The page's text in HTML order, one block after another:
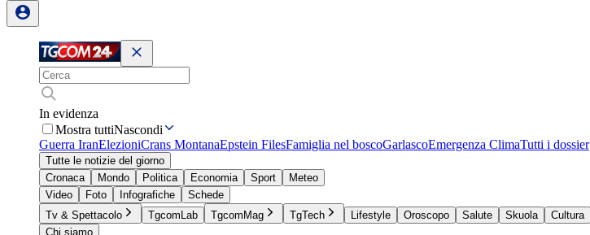
In evidenza
Mostra tuttiNascondi
Guerra IranElezioniCrans MontanaEpstein FilesFamiglia nel boscoGarlascoEmergenza ClimaTutti i dossier
Tutte le notizie del giorno
Cronaca
Mondo Politica Economia Sport
Meteo
Video
Foto Infografiche
Schede
Tv & Spettacolo
TgcomLab TgcomMag TgTech Lifestyle Oroscopo Salute Skuola Cultura
Chi siamo